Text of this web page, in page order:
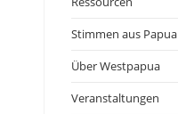
Stimmen aus Papua
Über Westpapua
Veranstaltungen